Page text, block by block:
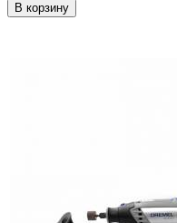
В корзину